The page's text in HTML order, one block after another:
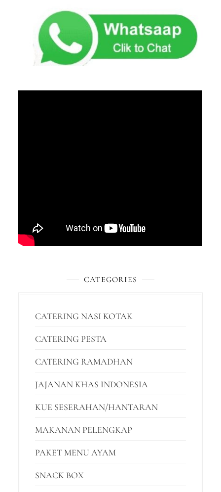
CATEGORIES
CATERING NASI KOTAK
CATERING PESTA
CATERING RAMADHAN
JAJANAN KHAS INDONESIA
KUE SESERAHAN/HANTARAN
MAKANAN PELENGKAP
PAKET MENU AYAM
SNACK BOX